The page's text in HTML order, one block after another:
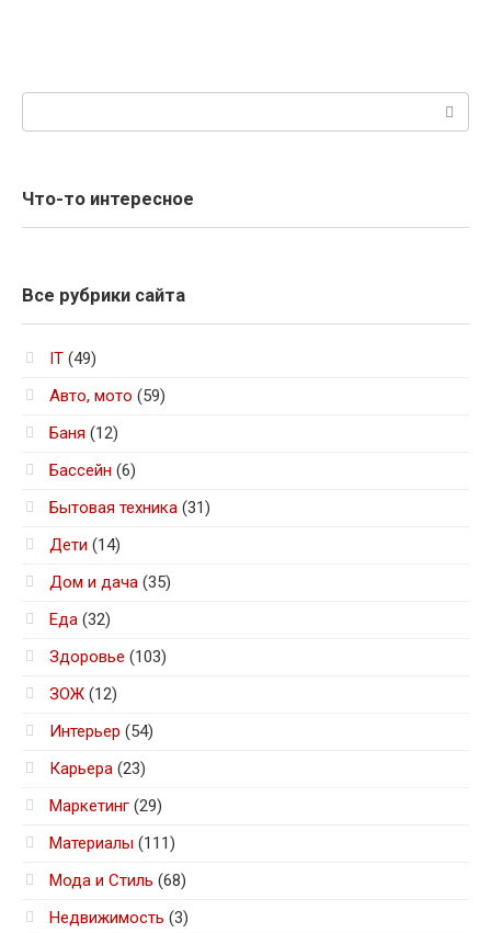
Что-то интересное
Все рубрики сайта
IT (49)
Авто, мото (59)
Баня (12)
Бассейн (6)
Бытовая техника (31)
Дети (14)
Дом и дача (35)
Еда (32)
Здоровье (103)
ЗОЖ (12)
Интерьер (54)
Карьера (23)
Маркетинг (29)
Материалы (111)
Мода и Стиль (68)
Недвижимость (3)